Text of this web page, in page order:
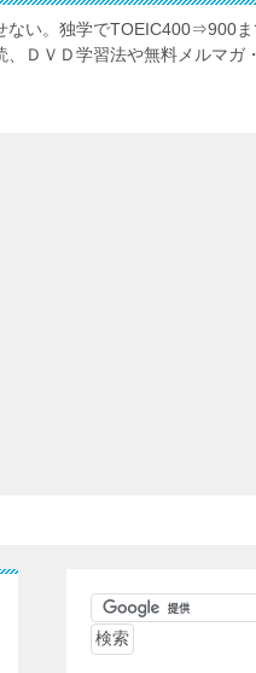
ない。独学でTOEIC400⇒900ま
ＤＶＤ学習法や無料メルマガ